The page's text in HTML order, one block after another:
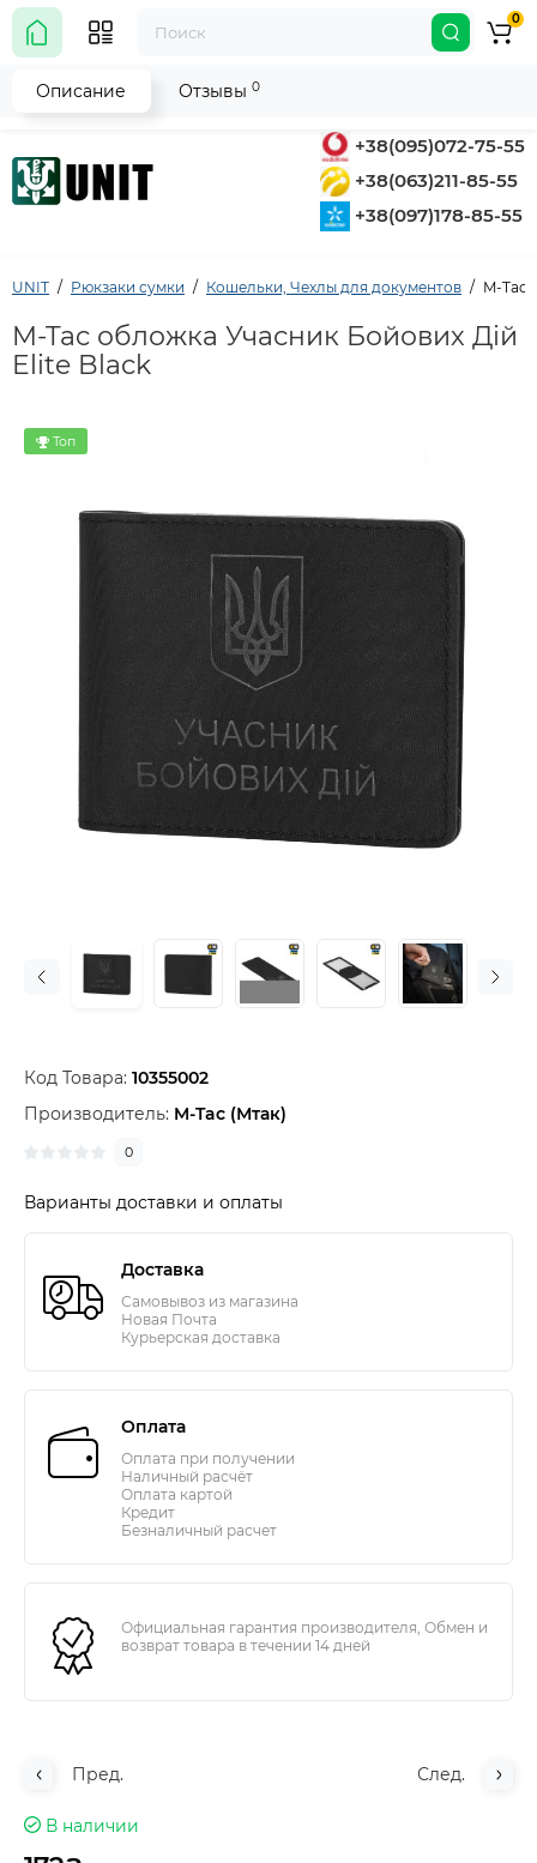
+38(095)072-75-55
+38(063)211-85-55
+38(097)178-85-55
0
UNIT Рюкзаки сумки Кошельки, Чехлы для документов M-Tac
M-Tac обложка Учасник Бойових Дій
Elite Black
Топ
Код Товара: 10355002
Производитель: M-Tac (Мтак)
0
Варианты доставки и оплаты
Доставка
Самовывоз из магазина
Новая Почта
Курьерская доставка
Оплата
Оплата при получении
Наличный расчёт
Оплата картой
Кредит
Безналичный расчет
Официальная гарантия производителя, Обмен и
возврат товара в течении 14 дней
Пред. След.
В наличии
Описание Отзывы 0